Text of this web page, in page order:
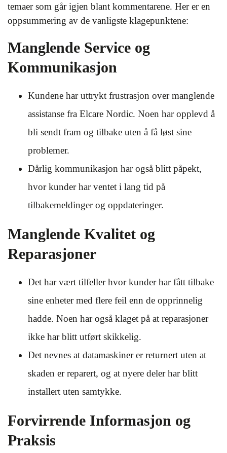
temaer som går igjen blant kommentarene. Her er en
oppsummering av de vanligste klagepunktene:
Manglende Service og
Kommunikasjon
Kundene har uttrykt frustrasjon over manglende
assistanse fra Elcare Nordic. Noen har opplevd å
bli sendt fram og tilbake uten å få løst sine
problemer.
Dårlig kommunikasjon har også blitt påpekt,
hvor kunder har ventet i lang tid på
tilbakemeldinger og oppdateringer.
Manglende Kvalitet og
Reparasjoner
Det har vært tilfeller hvor kunder har fått tilbake
sine enheter med flere feil enn de opprinnelig
hadde. Noen har også klaget på at reparasjoner
ikke har blitt utført skikkelig.
Det nevnes at datamaskiner er returnert uten at
skaden er reparert, og at nyere deler har blitt
installert uten samtykke.
Forvirrende Informasjon og
Praksis